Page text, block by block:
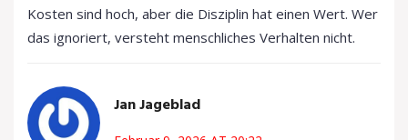
Kosten sind hoch, aber die Disziplin hat einen Wert. Wer
das ignoriert, versteht menschliches Verhalten nicht.
Jan Jageblad